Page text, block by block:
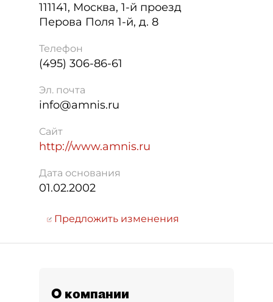
111141, Москва, 1-й проезд
Перова Поля 1-й, д. 8
Телефон
(495) 306-86-61
Эл. почта
info@amnis.ru
Сайт
http://www.amnis.ru
Дата основания
01.02.2002
Предложить изменения
О компании